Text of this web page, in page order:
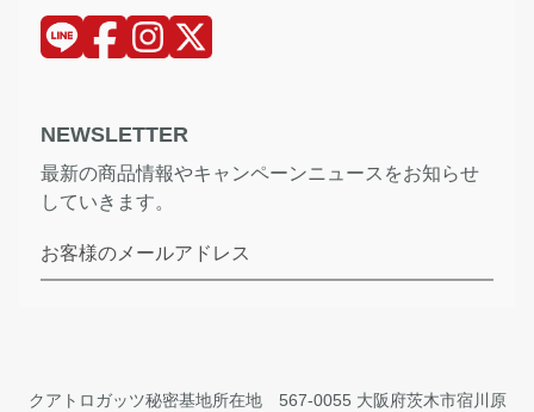
NEWSLETTER
最新の商品情報やキャンペーンニュースをお知らせ
していきます。
お客様のメールアドレス
クアトロガッツ秘密基地所在地 567-0055 大阪府茨木市宿川原